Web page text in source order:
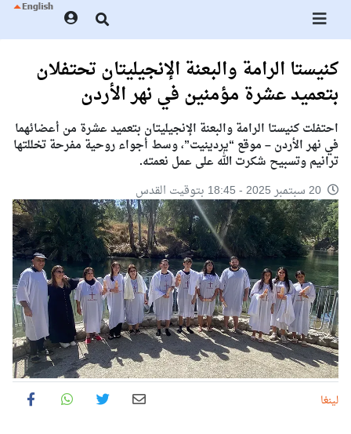
كنيستا الرامة والبعنة الإنجيليتان تحتفلان
بتعميد عشرة مؤمنين في نهر الأردن
احتفلت كنيستا الرامة والبعنة الإنجيليتان بتعميد عشرة من أعضائهما
في نهر الأردن – موقع “يردينيت”، وسط أجواء روحية مفرحة تخللتها
ترانيم وتسبيح شكرت الله على عمل نعمته.
لينغا